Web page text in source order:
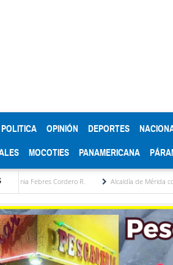
POLITICA OPINIÓN DEPORTES
MOCOTIES PANAMERICANA
R. Alcaldía de Mérida consolida acuerdos